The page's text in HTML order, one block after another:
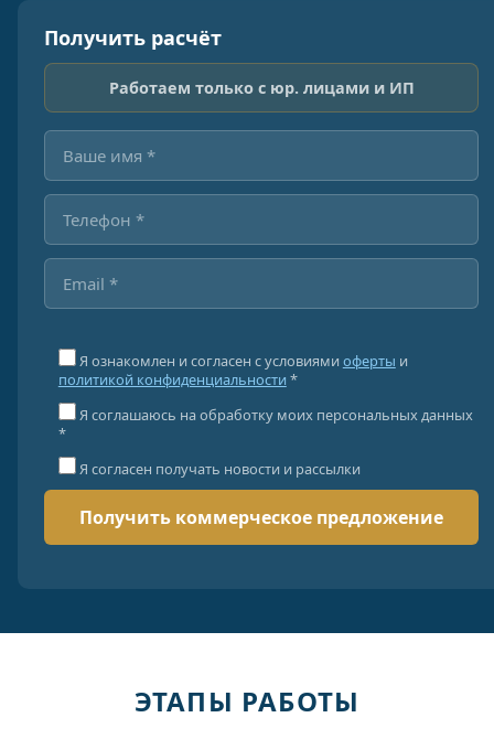
Получить расчёт
Работаем только с юр. лицами и ИП
Я ознакомлен и согласен с условиями оферты и
политикой конфиденциальности *
Я соглашаюсь на обработку моих персональных данных
*
Я согласен получать новости и рассылки
ЭТАПЫ РАБОТЫ